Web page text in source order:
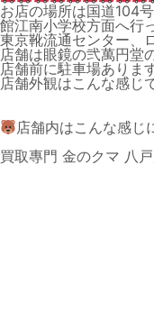
お店の場所は国道104
館江南小学校方面へ行
東京靴流通センター、
店舗は眼鏡の弐萬円堂
店舗前に駐車場ありま
店舗外観はこんな感じ
店舗内はこんな感
買取專門 金のクマ 八